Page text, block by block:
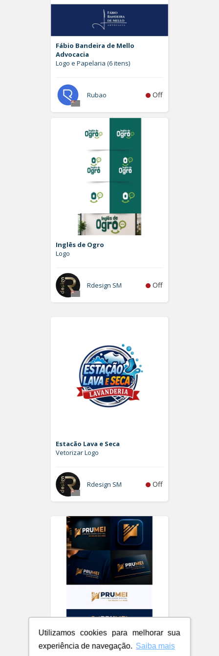
Utilizamos cookies para melhorar sua
experiência de navegação. Saiba mais
Fábio Bandeira de Mello
Advocacia
Logo e Papelaria (6 itens)
Rubao Off
Inglês de Ogro
Logo
Rdesign SM Off
Estacão Lava e Seca
Vetorizar Logo
Rdesign SM Off
PRUMEI - Contabilidade Digital
Logo